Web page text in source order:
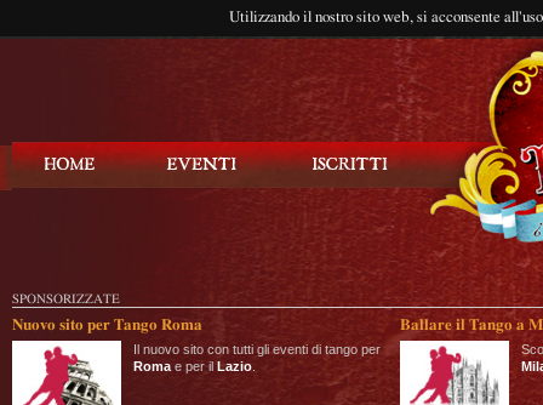
Utilizzando il nostro sito web, si acconsente
SPONSORIZZATE
Nuovo sito per Tango Roma
Il nuovo sito con tutti gli eventi di tango per
Roma e per il Lazio
Ballare il Tango a